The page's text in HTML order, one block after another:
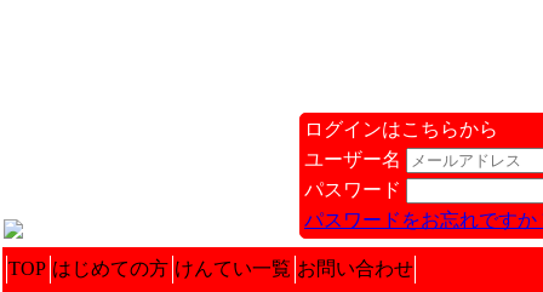
ログインはこちらから
ユーザー名
パスワード
パスワードをお忘れですか
TOP はじめての方 けんてい一覧 お問い合わせ